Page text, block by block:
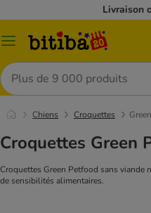
Livraison
Menu
Rechercher
Chiens Croquettes
Croquettes Green
Croquettes Green Petfood sans
de sensibilités alimentaires.